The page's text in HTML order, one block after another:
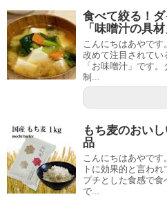
食べて絞る！
「味噌汁の具材
こんにちはあやです
改めて注目されてい
「お味噌汁」です
制...
もち麦のおい
品
こんにちはあやです
トに効果的と言わ
プチとした食感で食
で...